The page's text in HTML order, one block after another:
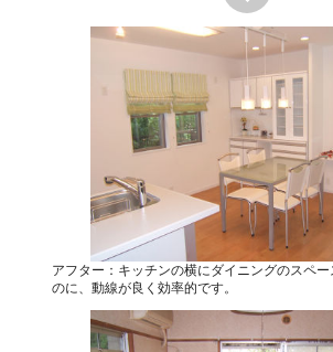
アフター：キッチンの横にダイニングのスペ
のに、動線が良く効率的です。